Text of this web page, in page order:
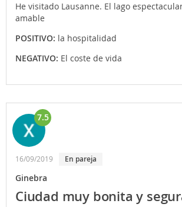
He visitado Lausanne. El lago
amable
POSITIVO: la hospitalidad
NEGATIVO: El coste de vida
7.5
16/09/2019 En pareja
Ginebra
Ciudad muy bonita y